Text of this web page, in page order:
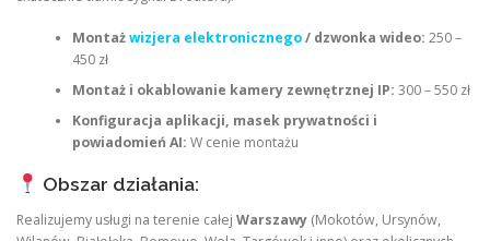
Montażwizjera elektronicznego/ dzwonka wideo: 250 –
450 zł
Montaż i okablowanie kamery zewnętrznej IP: 300 – 550 zł
Konfiguracja aplikacji, masek prywatności i
powiadomień AI: W cenie montażu
Obszar działania:
Realizujemy usługi na terenie całej Warszawy (Mokotów, Ursynów,